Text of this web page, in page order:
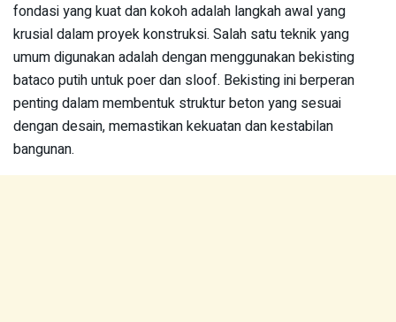
fondasi yang kuat dan kokoh adalah langkah awal yang
krusial dalam proyek konstruksi. Salah satu teknik yang
umum digunakan adalah dengan menggunakan bekisting
bataco putih untuk poer dan sloof. Bekisting ini berperan
penting dalam membentuk struktur beton yang sesuai
dengan desain, memastikan kekuatan dan kestabilan
bangunan.